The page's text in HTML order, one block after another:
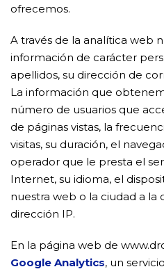
ofrecemos.
A través de la analítica web
información de carácter
apellidos, su dirección de
La información que
número de usuarios que
de páginas vistas, la
visitas, su duración, el
operador que le presta el
Internet, su idioma, el
nuestra web o la ciudad a la
dirección IP.
En la página web de
Google Analytics, un